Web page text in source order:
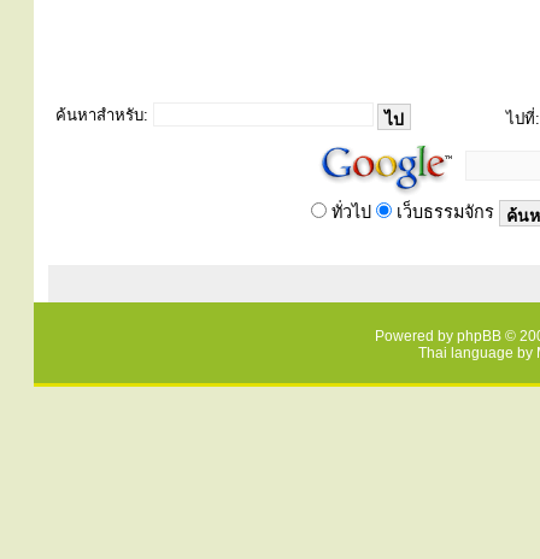
ค้นหาสำหรับ: ไปที่:
ทั่วไป เว็บธรรมจักร
Powered by phpBB ©
Thai language by